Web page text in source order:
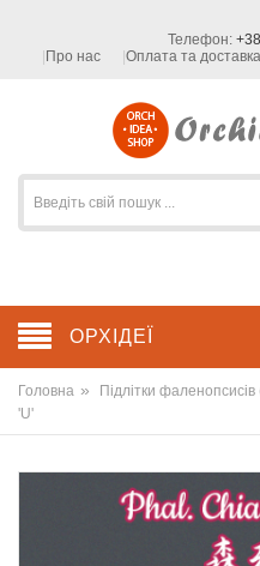
Телефон:
Про нас
Оплата та доставка
ОРХІДЕЇ
Головна » Підлітки фаленопсисів
'U'